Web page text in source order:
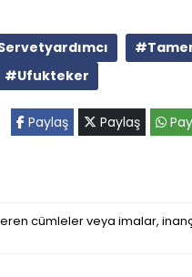
#Ufukteker
Paylaş Paylaş
cümleler veya imalar,